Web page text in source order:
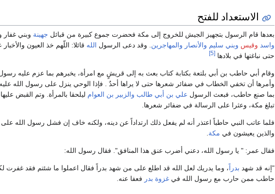
الاستعداد للفتح
بعدها قام الرسول بتجهيز الجيش للخروج إلى مكة فحضرت جموع كبيرة من قبائل جهينة وبني غفار
واسد وقيس وبني سليم والأنصار والمهاجرين . وقد دعى الرسول الله قائلا: ‏اللّهم خذ العيون
حتى نباغتها في بلادها [5]
وقام أبي حاطب بن أبي بلتعة بكتابة كتاب بعث به إلى قريشٍ مع امرأة، يخبرهم بما عزم عليه رسول
وأمرها أن تخفي الخطاب في ضفائر شعرها حتى لا يراها أحدٌ . فإذا الوحي ينزل على رسول الله
بما صنع حاطب، فبعث الرسول علي بن أبي طالب والزبير بن العوام ليلحقا بالمرأة. وتم القبض
تبلغ مكة، وعثرا على الرسالة في ضفائر شعرها.
فلما عاتب النبي حاطباً اعتذر أنه لم يفعل ذلك ارتداداً عن دينه، ولكنه خاف إن فشل رسول الله على
والذين يعيشون في مكة
فقال عمر: " يا رسول الله، دعني أضرب عنق هذا المنافق". فقال رسول الله:
"إنه قد شهد بدراً، وما يدريك لعل الله قد اطلع على من شهد بدراً فقال اعملوا ما شئتم فقد غفرت
حاطب ممن حارب مع رسول الله في غزوة بدر فعفا عنه.